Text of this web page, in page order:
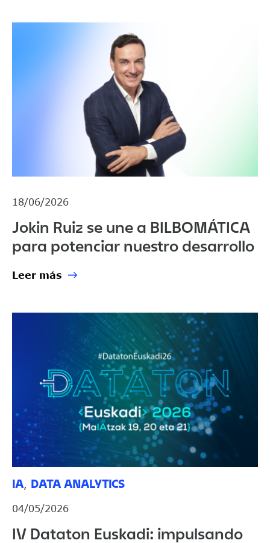
18/06/2026
Jokin Ruiz se une a BILBOMÁTICA
para potenciar nuestro desarrollo
Leer más
IA, DATA ANALYTICS
04/05/2026
IV Dataton Euskadi: impulsando